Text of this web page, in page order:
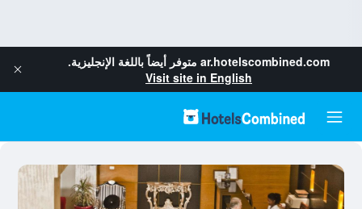
ar.hotelscombined.com متوفر أيضاً باللغة الإنجليزية.
Visit site in English